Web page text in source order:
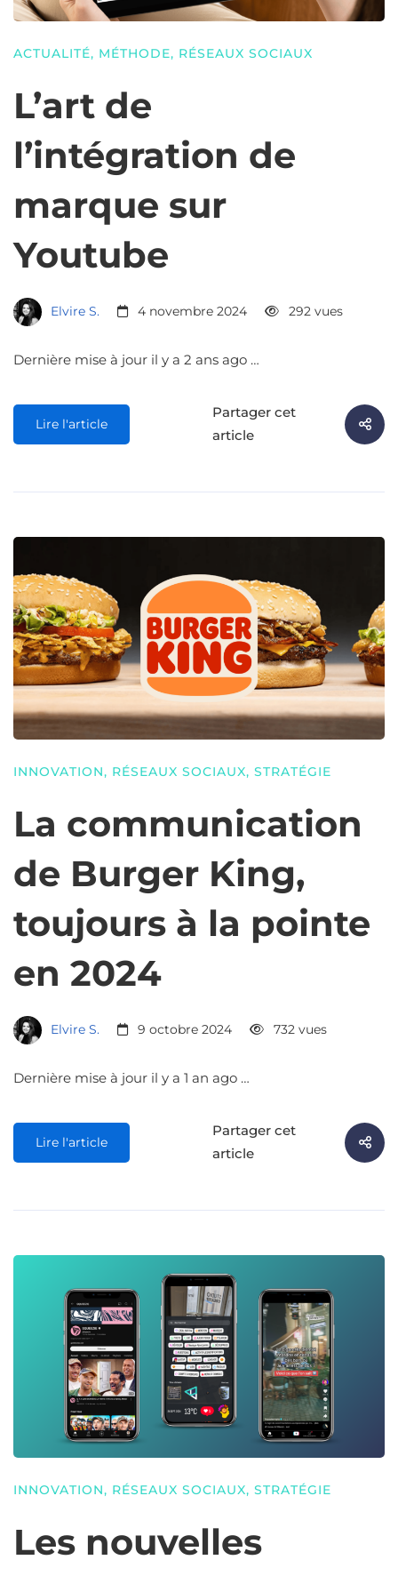
ACTUALITÉ, MÉTHODE, RÉSEAUX SOCIAUX
L’art de
l’intégration de
marque sur
Youtube
Elvire S. 4 novembre 2024 292 vues
Dernière mise à jour il y a 2 ans ago …
Lire l'article
Partager cet
article
INNOVATION, RÉSEAUX SOCIAUX, STRATÉGIE
La communication
de Burger King,
toujours à la pointe
en 2024
Elvire S. 9 octobre 2024 732 vues
Dernière mise à jour il y a 1 an ago …
Lire l'article
Partager cet
article
INNOVATION, RÉSEAUX SOCIAUX, STRATÉGIE
Les nouvelles